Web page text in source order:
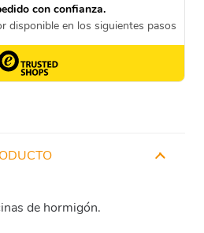
de hormigón.